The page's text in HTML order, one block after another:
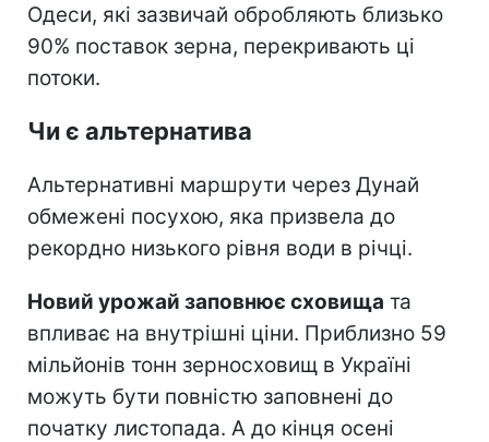
Одеси, які зазвичай обробляють близько
90% поставок зерна, перекривають ці
потоки.
Чи є альтернатива
Альтернативні маршрути через Дунай
обмежені посухою, яка призвела до
рекордно низького рівня води в річці.
Новий урожай заповнює сховища та
впливає на внутрішні ціни. Приблизно 59
мільйонів тонн зерносховищ в Україні
можуть бути повністю заповнені до
початку листопада. А до кінця осені